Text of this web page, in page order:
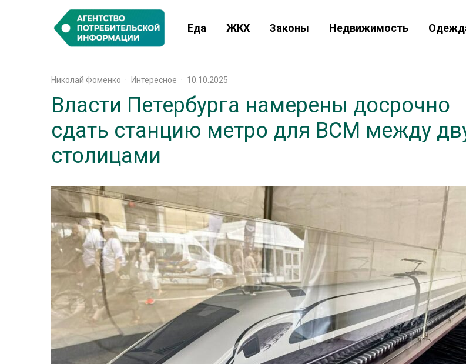
Еда ЖКХ Законы Недвижимость
Николай Фоменко · Интересное · 10.10.2025
Власти Петербурга намерены досрочно
сдать станцию метро для ВСМ между
столицами